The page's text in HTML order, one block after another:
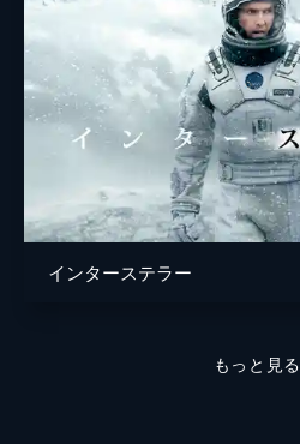
インターステラー
もっと見る